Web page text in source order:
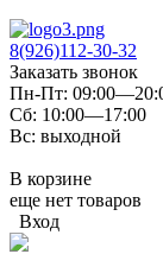
8(926)112-30-32
Заказать звонок
Пн-Пт:
Сб: 10:00—17:00
Вс: выходной
В корзине
еще нет товаров
Вход